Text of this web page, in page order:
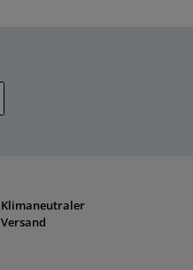
Klimaneutraler
Versand